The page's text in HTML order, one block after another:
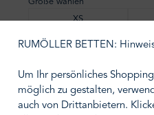
XS
M
RUMÖLLER BETTEN:
Um Ihr persönliches
möglich zu gestalten,
auch von Drittanbietern.